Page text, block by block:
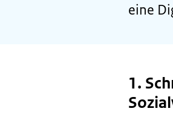
eine
1.